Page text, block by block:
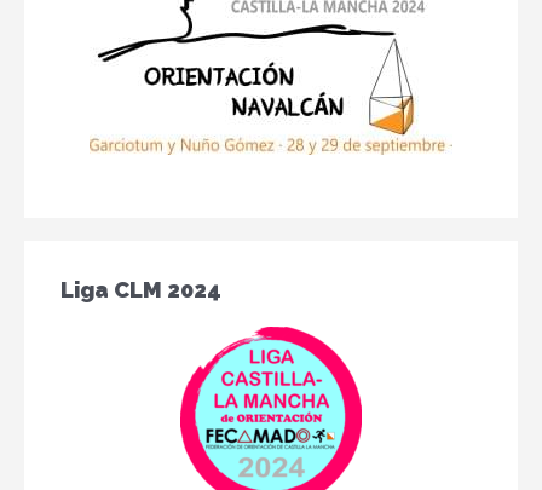
Liga CLM 2024